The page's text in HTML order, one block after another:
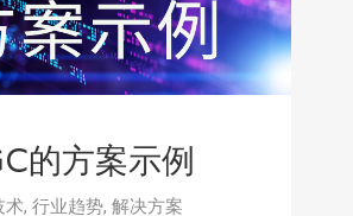
的方案示例
术, 行业趋势, 解决方案